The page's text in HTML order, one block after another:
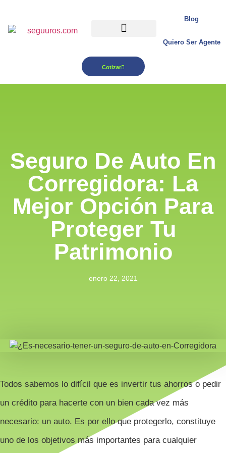
Blog
Quiero Ser Agente
Cotizar
Seguro De Auto En
Corregidora: La
Mejor Opción Para
Proteger Tu
Patrimonio
enero 22, 2021
Todos sabemos lo difícil que es invertir tus ahorros o pedir
un crédito para hacerte con un bien cada vez más
necesario: un auto. Es por ello que protegerlo, constituye
uno de los objetivos más importantes para cualquier